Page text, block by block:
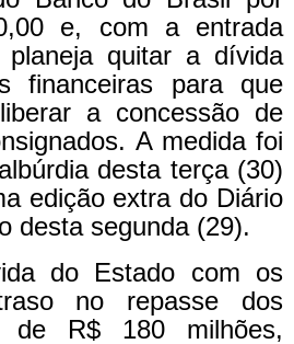
e, com a entrada
planeja quitar a dívida
financeiras para que
a concessão de
A medida foi
desta terça (30)
edição extra do Diário
desta segunda (29).
do Estado com os
no repasse dos
de R$ 180 milhões,